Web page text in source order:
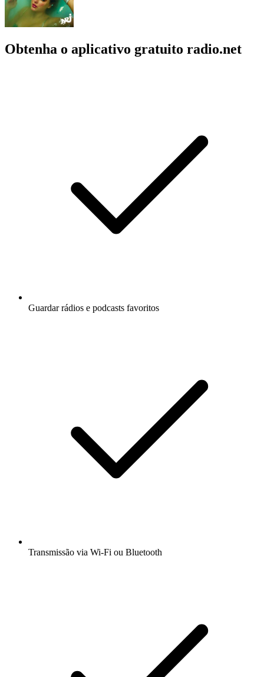
Obtenha o aplicativo gratuito radio.net
Guardar rádios e podcasts favoritos
Transmissão via Wi-Fi ou Bluetooth